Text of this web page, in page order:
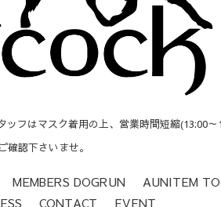
フはマスク着用の上、営業時間短縮(13:00
認下さいませ。
MEMBERS DOGRUN
AUNITEM
CONTACT EVENT